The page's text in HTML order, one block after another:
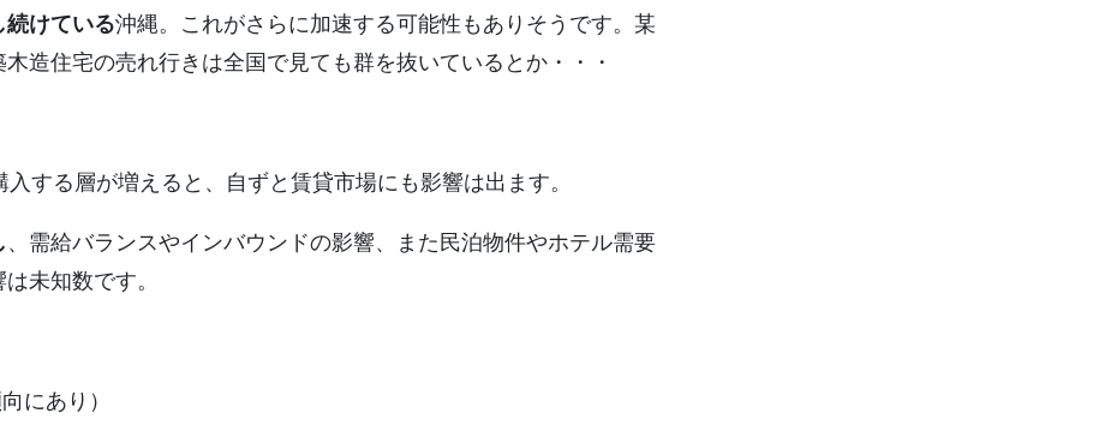
続けている沖縄。これがさらに加速する可能性もありそうです。某
造住宅の売れ行きは全国で見ても群を抜いているとか・・・
する層が増えると、自ずと賃貸市場にも影響は出ます。
、需給バランスやインバウンドの影響、また民泊物件やホテル需要
未知数です。
にあり）